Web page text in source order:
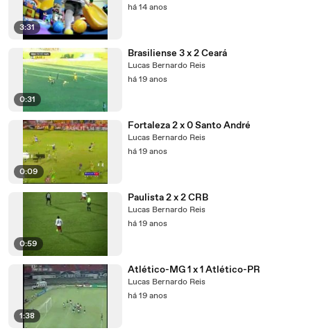
3:31
há 14 anos
0:31
Brasiliense 3 x 2 Ceará
Lucas Bernardo Reis
há 19 anos
0:09
Fortaleza 2 x 0 Santo André
Lucas Bernardo Reis
há 19 anos
0:59
Paulista 2 x 2 CRB
Lucas Bernardo Reis
há 19 anos
1:38
Atlético-MG 1 x 1 Atlético-PR
Lucas Bernardo Reis
há 19 anos